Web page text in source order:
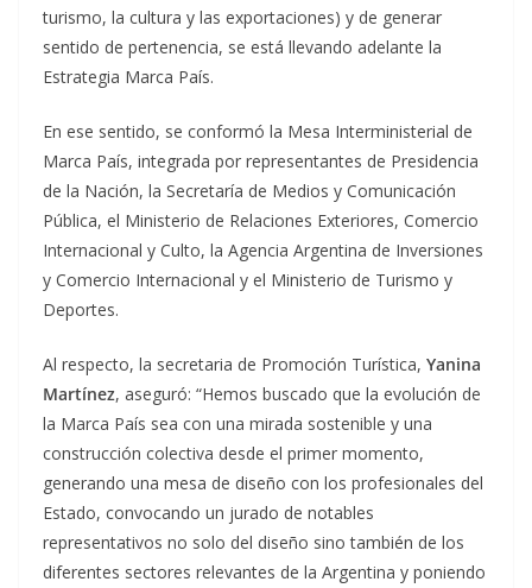
turismo, la cultura y las exportaciones) y de generar
sentido de pertenencia, se está llevando adelante la
Estrategia Marca País.
En ese sentido, se conformó la Mesa Interministerial de
Marca País, integrada por representantes de Presidencia
de la Nación, la Secretaría de Medios y Comunicación
Pública, el Ministerio de Relaciones Exteriores, Comercio
Internacional y Culto, la Agencia Argentina de Inversiones
y Comercio Internacional y el Ministerio de Turismo y
Deportes.
Al respecto, la secretaria de Promoción Turística, Yanina
Martínez, aseguró: “Hemos buscado que la evolución de
la Marca País sea con una mirada sostenible y una
construcción colectiva desde el primer momento,
generando una mesa de diseño con los profesionales del
Estado, convocando un jurado de notables
representativos no solo del diseño sino también de los
diferentes sectores relevantes de la Argentina y poniendo